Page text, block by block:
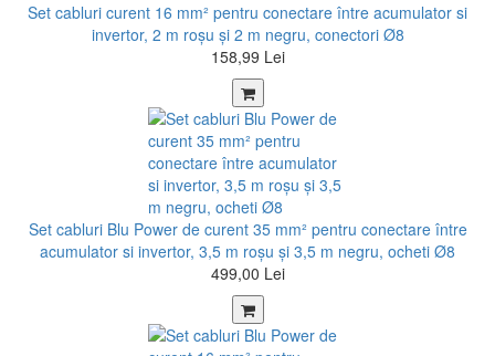
Set cabluri curent 16 mm² pentru conectare între acumulator si
invertor, 2 m roșu şi 2 m negru, conectori Ø8
158,99 Lei
Set cabluri Blu Power de curent 35 mm² pentru conectare între
acumulator si invertor, 3,5 m roșu şi 3,5 m negru, ocheti Ø8
499,00 Lei